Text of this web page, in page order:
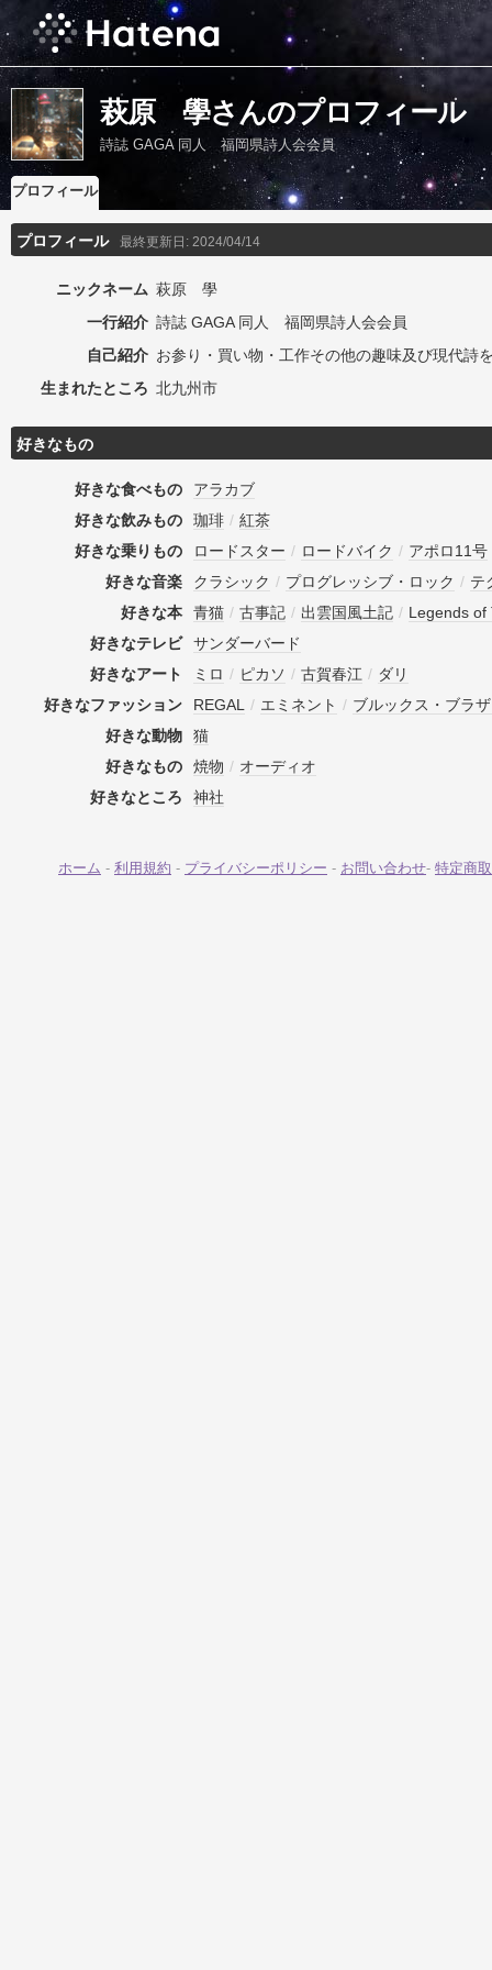
萩原 學さんのプロフィール
詩誌 GAGA 同人 福岡県詩人会会員
プロフィール
プロフィール 最終更新日: 2024/04/14
ニックネーム 萩原 學
一行紹介 詩誌 GAGA 同人 福岡県詩人会会員
自己紹介 お参り・買い物・工作その他の趣味及び現代詩
生まれたところ 北九州市
好きなもの
好きな食べもの
アラカブ
好きな飲みもの
珈琲 / 紅茶
好きな乗りもの
ロードスター / ロードバイク / アポロ11号
好きな音楽
クラシック / プログレッシブ・ロック / テ
好きな本
青猫 / 古事記 / 出雲国風土記 / Legends of
好きなテレビ
サンダーバード
好きなアート
ミロ / ピカソ / 古賀春江 / ダリ
好きなファッション
REGAL / エミネント / ブルックス・ブラ
好きな動物
猫
好きなもの
焼物 / オーディオ
好きなところ
神社
ホーム - 利用規約 - プライバシーポリシー - お問い合わせ- 特定商